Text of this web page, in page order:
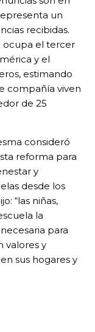
un
recibidas.
ocupa el tercer
y el
estimando
compañía viven
de 25
consideró
reforma para
y
desde los
“las niñas,
la
para
valores y
sus hogares y